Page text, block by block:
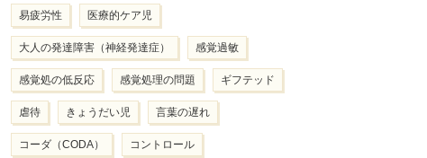
易疲労性 医療的ケア児
大人の発達障害（神経発達症） 感覚過敏
感覚処の低反応 感覚処理の問題 ギフテッド
虐待 きょうだい児 言葉の遅れ
コーダ（CODA） コントロール